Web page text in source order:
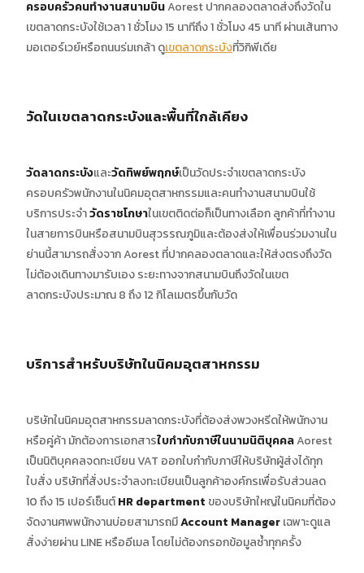
ครอบครัวคนทำงานสนามบินAorest ปากคลองตลาดส่งถึงวัดใน
เขตลาดกระบังใช้เวลา 1 ชั่วโมง 15 นาทีถึง 1 ชั่วโมง 45 นาที ผ่านเส้นทาง
มอเตอร์เวย์หรือถนนร่มเกล้า ดูเขตลาดกระบังที่วิกิพีเดีย
วัดในเขตลาดกระบังและพื้นที่ใกล้เคียง
วัดลาดกระบังและวัดทิพย์พฤกษ์เป็นวัดประจำเขตลาดกระบัง
ครอบครัวพนักงานในนิคมอุตสาหกรรมและคนทำงานสนามบินใช้
บริการประจำวัดราชโกษาในเขตติดต่อก็เป็นทางเลือก ลูกค้าที่ทำงาน
ในสายการบินหรือสนามบินสุวรรณภูมิและต้องส่งให้เพื่อนร่วมงานใน
ย่านนี้สามารถสั่งจาก Aorest ที่ปากคลองตลาดและให้ส่งตรงถึงวัด
ไม่ต้องเดินทางมารับเอง ระยะทางจากสนามบินถึงวัดในเขต
ลาดกระบังประมาณ 8 ถึง 12 กิโลเมตรขึ้นกับวัด
บริการสำหรับบริษัทในนิคมอุตสาหกรรม
บริษัทในนิคมอุตสาหกรรมลาดกระบังที่ต้องส่งพวงหรีดให้พนักงาน
หรือคู่ค้า มักต้องการเอกสารใบกำกับภาษีในนามนิติบุคคลAorest
เป็นนิติบุคคลจดทะเบียน VAT ออกใบกำกับภาษีให้บริษัทผู้ส่งได้ทุก
ใบสั่ง บริษัทที่สั่งประจำลงทะเบียนเป็นลูกค้าองค์กรเพื่อรับส่วนลด
10 ถึง 15 เปอร์เซ็นต์HR department ของบริษัทใหญ่ในนิคมที่ต้อง
จัดงานศพพนักงานบ่อยสามารถมีAccount Managerเฉพาะดูแล
สั่งง่ายผ่าน LINE หรืออีเมล โดยไม่ต้องกรอกข้อมูลซ้ำทุกครั้ง